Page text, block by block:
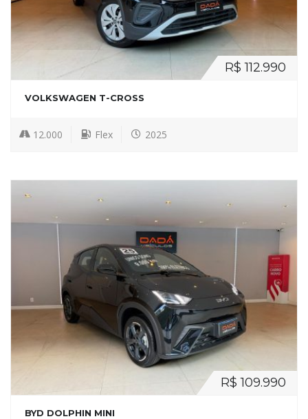
R$ 112.990
VOLKSWAGEN T-CROSS
12.000 Flex 2025
R$ 109.990
BYD DOLPHIN MINI